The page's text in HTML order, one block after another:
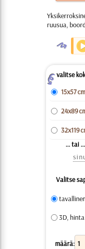
ruusua,
O
Zvalitse
15x57 cm
24x89
32x119
... tai ...
Valitse
3D,
määrä: